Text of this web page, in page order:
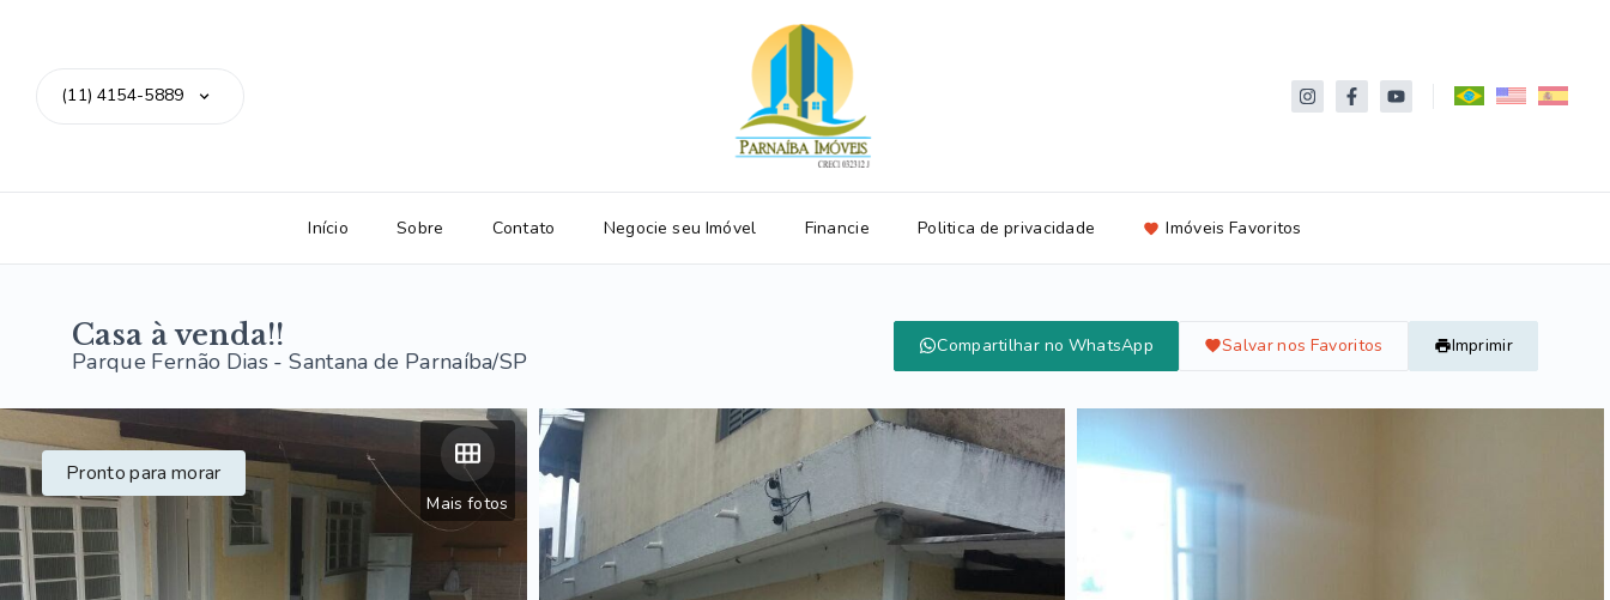
(11) 4154-5889
Início Sobre Contato Negocie seu Imóvel Financie Politica de privacidade Imóveis Favoritos
Casa à venda!!
Parque Fernão Dias - Santana de Parnaíba/SP
Compartilhar no WhatsApp Salvar nos Favoritos Imprimir
Mais fotos
Pronto para morar